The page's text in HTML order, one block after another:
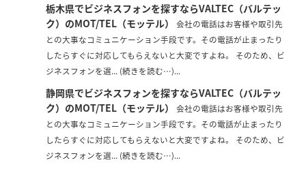
栃木県でビジネスフォンを探すならVALTEC（バルテッ
ク）のMOT/TEL（モッテル）
会社の電話はお客様や取引先
との大事なコミュニケーション手段です。その電話が止まったり
したらすぐに対応してもらえないと大変ですよね。 そのため、ビ
ジネスフォンを選... (続きを読む…)...
静岡県でビジネスフォンを探すならVALTEC（バルテッ
ク）のMOT/TEL（モッテル）
会社の電話はお客様や取引先
との大事なコミュニケーション手段です。その電話が止まったり
したらすぐに対応してもらえないと大変ですよね。 そのため、ビ
ジネスフォンを選... (続きを読む…)...